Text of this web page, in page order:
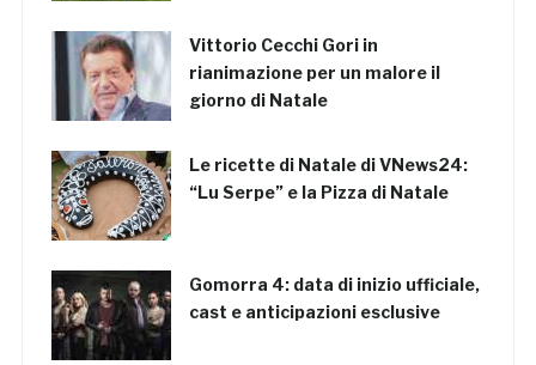
Vittorio Cecchi Gori in
rianimazione per un malore il
giorno di Natale
Le ricette di Natale di VNews24:
“Lu Serpe” e la Pizza di Natale
Gomorra 4: data di inizio ufficiale,
cast e anticipazioni esclusive